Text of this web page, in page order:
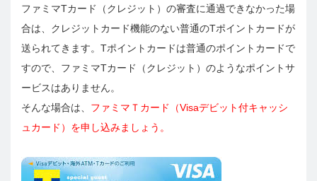
ファミマTカード（クレジット）の審査に通過できなかった場
合は、クレジットカード機能のない普通のTポイントカードが
送られてきます。Tポイントカードは普通のポイントカードで
すので、ファミマTカード（クレジット）のようなポイントサ
ービスはありません。
そんな場合は、 ファミマＴカード（Visaデビット付キャッシ
ュカード）を申し込みましょう。